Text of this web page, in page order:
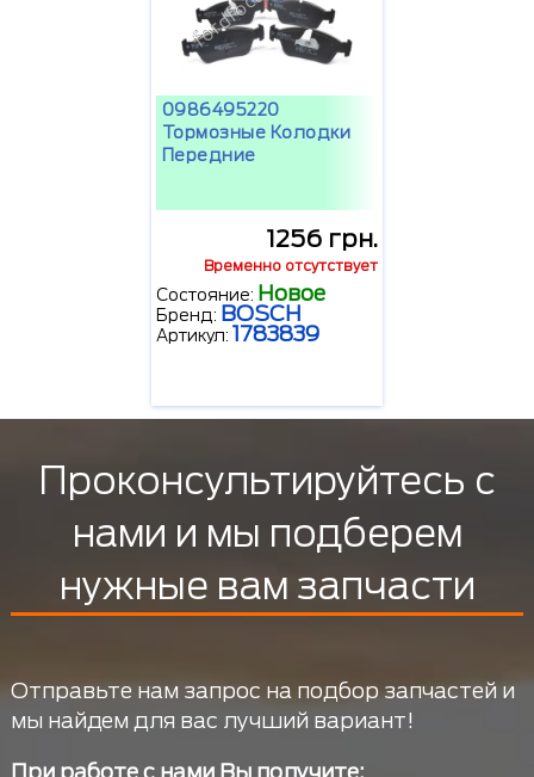
0986495220
Тормозные Колодки
Передние
1256 грн.
Временно отсутствует
Состояние: Новое
Бренд: BOSCH
Артикул: 1783839
Проконсультируйтесь с
нами и мы подберем
нужные вам запчасти
Отправьте нам запрос на подбор запчастей и
мы найдем для вас лучший вариант!
При работе с нами Вы получите: